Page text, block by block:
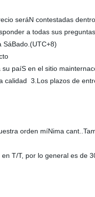
seráN contestadas
a todas sus
SáBado.(UTC+8)
paíS en el sitio
calidad 3.Los plazos de
orden míNima
T/T, por lo general es de